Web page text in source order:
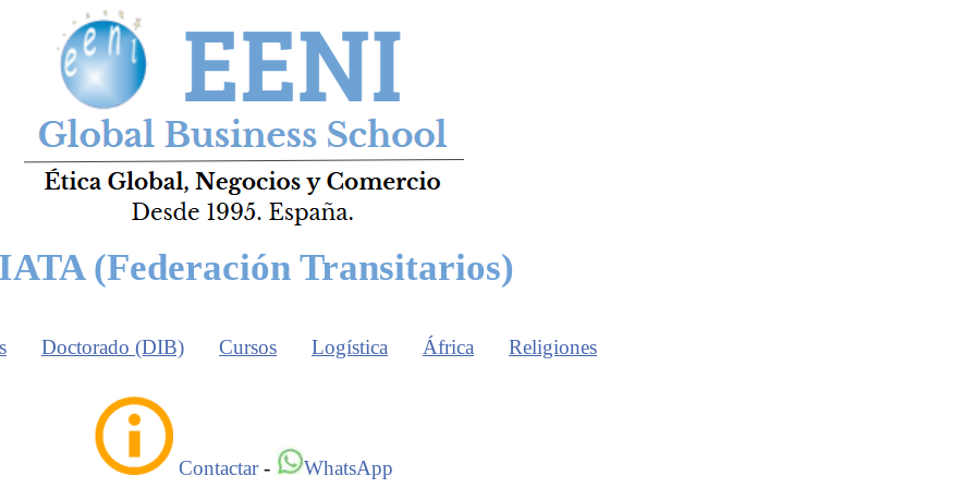
(Federación Transitarios)
Doctorado (DIB) Cursos Logística África Religiones
Contactar- WhatsApp